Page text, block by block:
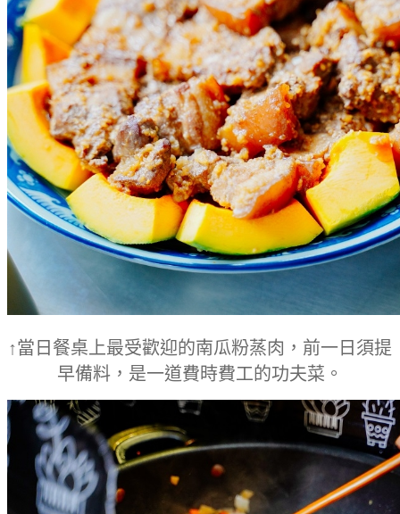
↑當日餐桌上最受歡迎的南瓜粉蒸肉，前一日須提
早備料，是一道費時費工的功夫菜。